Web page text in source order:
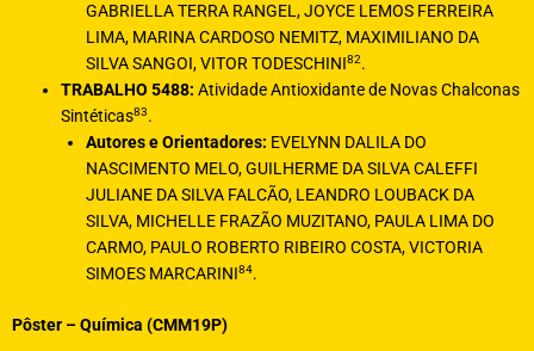
GABRIELLA TERRA RANGEL, JOYCE LEMOS FERREIRA
LIMA, MARINA CARDOSO NEMITZ, MAXIMILIANO DA
SILVA SANGOI, VITOR TODESCHINI82.
TRABALHO 5488: Atividade Antioxidante de Novas Chalconas
Sintéticas83.
Autores e Orientadores: EVELYNN DALILA DO
NASCIMENTO MELO, GUILHERME DA SILVA CALEFFI
JULIANE DA SILVA FALCÃO, LEANDRO LOUBACK DA
SILVA, MICHELLE FRAZÃO MUZITANO, PAULA LIMA DO
CARMO, PAULO ROBERTO RIBEIRO COSTA, VICTORIA
SIMOES MARCARINI84.
Pôster – Química (CMM19P)